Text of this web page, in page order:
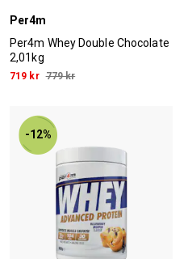
Per4m
Per4m Whey Double Chocolate
2,01kg
719 kr 779 kr
-12%